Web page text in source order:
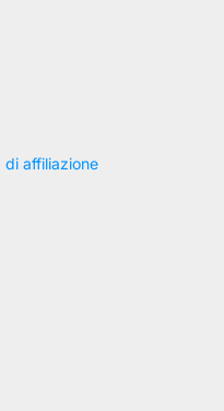
di affiliazione